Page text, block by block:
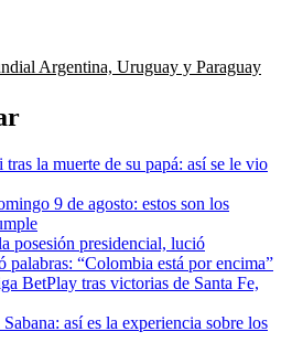
Argentina, Uruguay y Paraguay
la muerte de su papá: así se le vio
9 de agosto: estos son los
posesión presidencial, lució
palabras: “Colombia está por encima”
BetPlay tras victorias de Santa Fe,
así es la experiencia sobre los